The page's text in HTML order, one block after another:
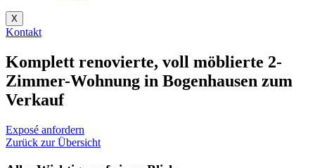
X
Kontakt
Komplett renovierte, voll möblierte 2-
Zimmer-Wohnung in Bogenhausen zum
Verkauf
Exposé anfordern
Zurück zur Übersicht